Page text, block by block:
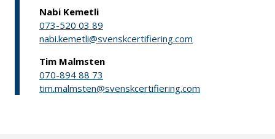
Nabi Kemetli
073-520 03 89
nabi.kemetli@svenskcertifiering.com
Tim Malmsten
070-894 88 73
tim.malmsten@svenskcertifiering.com